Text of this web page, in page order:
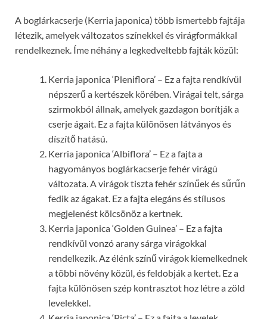
A boglárkacserje (Kerria japonica) több ismertebb fajtája
létezik, amelyek változatos színekkel és virágformákkal
rendelkeznek. Íme néhány a legkedveltebb fajták közül:
Kerria japonica ‘Pleniflora’ – Ez a fajta rendkívül
népszerű a kertészek körében. Virágai telt, sárga
szirmokból állnak, amelyek gazdagon borítják a
cserje ágait. Ez a fajta különösen látványos és
díszítő hatású.
Kerria japonica ‘Albiflora’ – Ez a fajta a
hagyományos boglárkacserje fehér virágú
változata. A virágok tiszta fehér színűek és sűrűn
fedik az ágakat. Ez a fajta elegáns és stílusos
megjelenést kölcsönöz a kertnek.
Kerria japonica ‘Golden Guinea’ – Ez a fajta
rendkívül vonzó arany sárga virágokkal
rendelkezik. Az élénk színű virágok kiemelkednek
a többi növény közül, és feldobják a kertet. Ez a
fajta különösen szép kontrasztot hoz létre a zöld
levelekkel.